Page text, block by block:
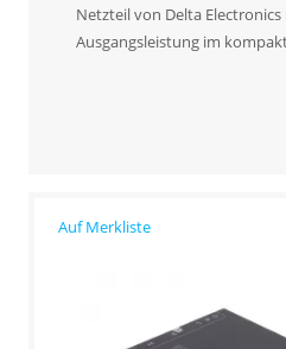
Netzteil von Delta Electronics
Ausgangsleistung im